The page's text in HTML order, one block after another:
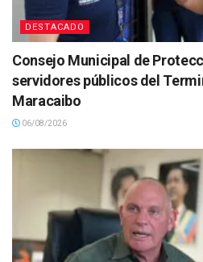
DESTACADO
Consejo Municipal de
servidores públicos del
Maracaibo
06/08/2026